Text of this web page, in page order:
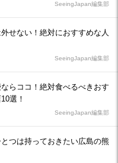
SeeingJapan編集部
せない！絶対におすすめな人
SeeingJapan編集部
らココ！絶対食べるべきおす
選！
SeeingJapan編集部
つは持っておきたい広島の熊